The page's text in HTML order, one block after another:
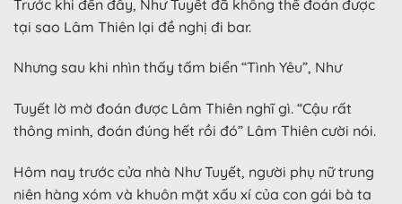
Trước khi đến đây, Như Tuyết đã không thể đoán được
tại sao Lâm Thiên lại đề nghị đi bar.
Nhưng sau khi nhìn thấy tấm biển “Tình Yêu”, Như
Tuyết lờ mờ đoán được Lâm Thiên nghĩ gì. “Cậu rất
thông minh, đoán đúng hết rồi đó” Lâm Thiên cười nói.
Hôm nay trước cửa nhà Như Tuyết, người phụ nữ trung
niên hàng xóm và khuôn mặt xấu xí của con gái bà ta